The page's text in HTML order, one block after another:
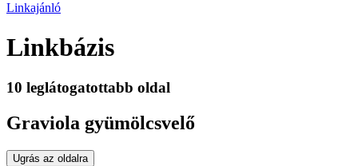
Linkajánló
Linkbázis
10 leglátogatottabb oldal
Graviola gyümölcsvelő
Ugrás az oldalra